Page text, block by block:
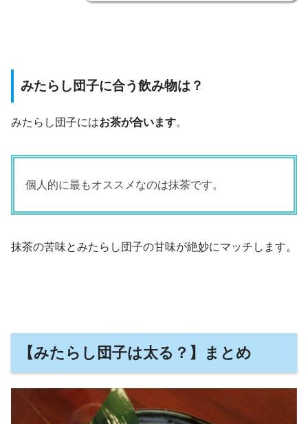
みたらし団子に合う飲み物は？
みたらし団子にはお茶が合います。
個人的に最もオススメなのは抹茶です。
抹茶の苦味とみたらし団子の甘味が絶妙にマッチします。
【みたらし団子は太る？】まとめ